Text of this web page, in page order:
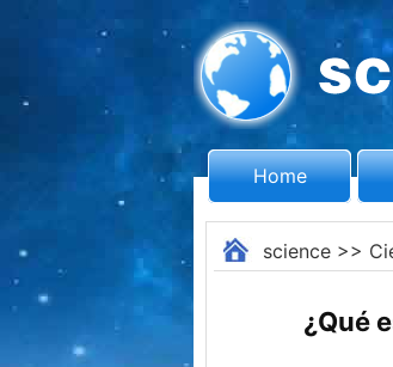
Home
science>>
¿Qué